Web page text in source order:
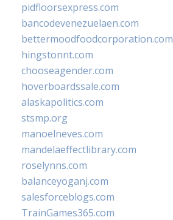
pidfloorsexpress.com
bancodevenezuelaen.com
bettermoodfoodcorporation.com
hingstonnt.com
chooseagender.com
hoverboardssale.com
alaskapolitics.com
stsmp.org
manoelneves.com
mandelaeffectlibrary.com
roselynns.com
balanceyoganj.com
salesforceblogs.com
TrainGames365.com